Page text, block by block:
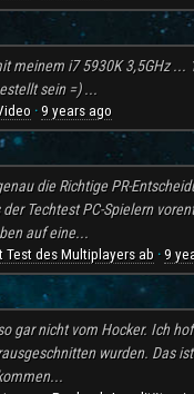
meinem i7 5930K 3,5GHz ...
sein =) ...
· 9 years ago
die Richtige PR-
Techtest PC-Spielern
auf eine...
Test des Multiplayers ab · 9
gar nicht vom Hocker. Ich
wurden. Das